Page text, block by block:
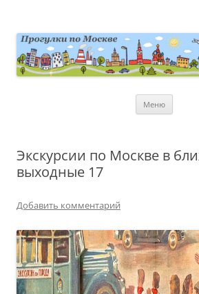
Меню
Экскурсии по Москве в
выходные 17
Добавить комментарий